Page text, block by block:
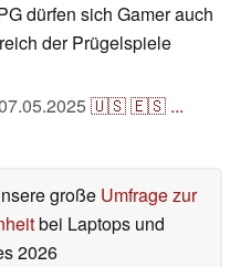
dürfen sich Gamer auch
der Prügelspiele
🇺🇸🇪🇸 ...
große Umfrage zur
bei Laptops und
2026